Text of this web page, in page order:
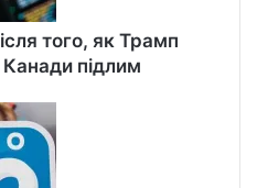
того, як Трамп
Канади підлим